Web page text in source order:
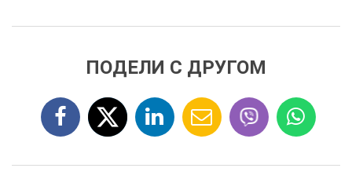
ПОДЕЛИ С ДРУГОМ